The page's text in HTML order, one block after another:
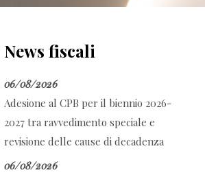
News fiscali
06/08/2026
Adesione al CPB per il biennio 2026-
2027 tra ravvedimento speciale e
revisione delle cause di decadenza
06/08/2026